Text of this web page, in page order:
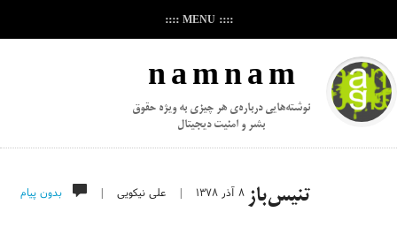
:::: MENU ::::
n a m n a m
نوشته‌هایی درباره‌ی هر چیزی به ویژه حقوق
بشر و امنیت دیجیتال
۸ آذر ۱۳۷۸ |علی نیکویی | بدون پیام تنیس‌باز